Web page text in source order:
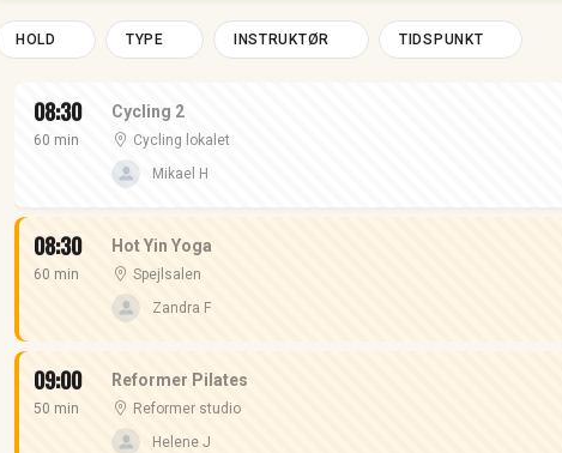
HOLD TYPE INSTRUKTØR TIDSPUNKT
08:30
60 min
Cycling 2
Cycling lokalet
Mikael H
08:30
60 min
Hot Yin Yoga
Spejlsalen
Zandra F
09:00
50 min
Reformer Pilates
Reformer studio
Helene J